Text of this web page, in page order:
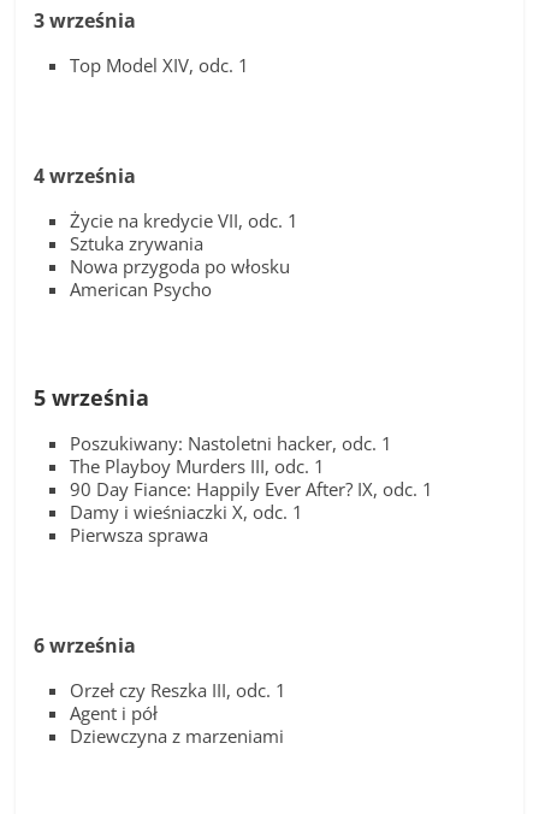
3 września
Top Model XIV, odc. 1
4 września
Życie na kredycie VII, odc. 1
Sztuka zrywania
Nowa przygoda po włosku
American Psycho
5 września
Poszukiwany: Nastoletni hacker, odc. 1
The Playboy Murders III, odc. 1
90 Day Fiance: Happily Ever After? IX, odc. 1
Damy i wieśniaczki X, odc. 1
Pierwsza sprawa
6 września
Orzeł czy Reszka III, odc. 1
Agent i pół
Dziewczyna z marzeniami